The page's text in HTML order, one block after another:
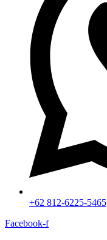
+62 812-6225-5465
Facebook-f